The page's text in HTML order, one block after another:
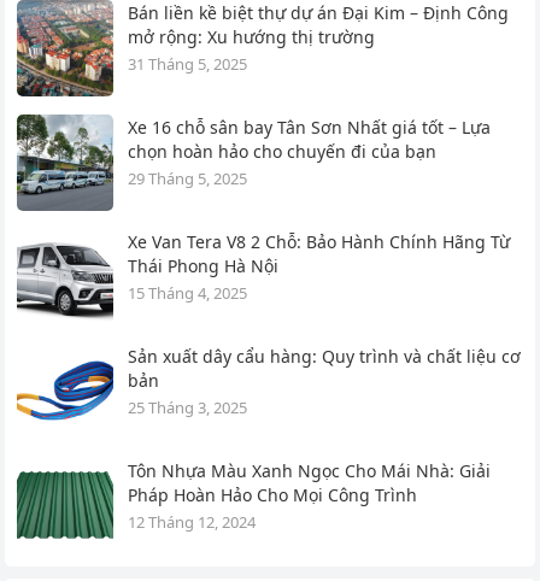
Bán liền kề biệt thự dự án Đại Kim – Định Công
mở rộng: Xu hướng thị trường
31 Tháng 5, 2025
Xe 16 chỗ sân bay Tân Sơn Nhất giá tốt – Lựa
chọn hoàn hảo cho chuyến đi của bạn
29 Tháng 5, 2025
Xe Van Tera V8 2 Chỗ: Bảo Hành Chính Hãng Từ
Thái Phong Hà Nội
15 Tháng 4, 2025
Sản xuất dây cẩu hàng: Quy trình và chất liệu cơ
bản
25 Tháng 3, 2025
Tôn Nhựa Màu Xanh Ngọc Cho Mái Nhà: Giải
Pháp Hoàn Hảo Cho Mọi Công Trình
12 Tháng 12, 2024